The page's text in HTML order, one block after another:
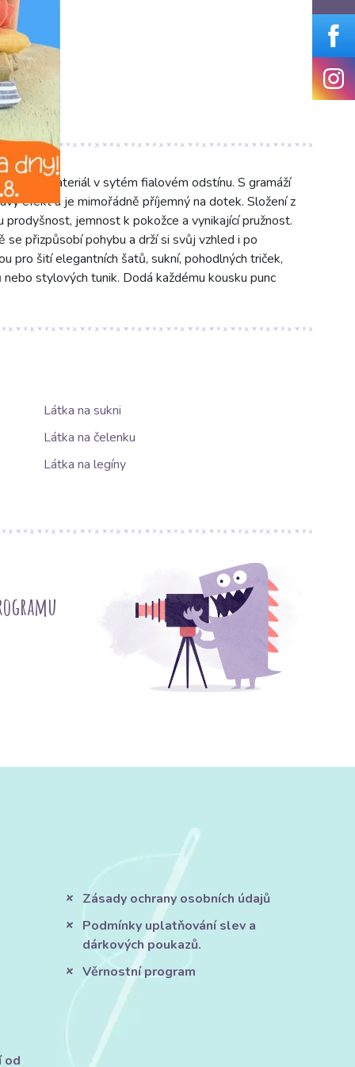
materiál v sytém fialovém odstínu. S gramáží
efekt a je mimořádně příjemný na dotek. Složení z
jemnost k pokožce a vynikající pružnost.
přizpůsobí pohybu a drží si svůj vzhled i po
pro šití elegantních šatů, sukní, pohodlných triček,
stylových tunik. Dodá každému kousku punc
Látka na sukni
Látka na čelenku
Látka na legíny
od
Zásady ochrany osobních údajů
Podmínky uplatňování slev a
dárkových poukazů.
Věrnostní program